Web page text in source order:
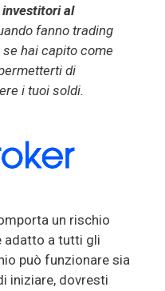
investitori al
fanno trading
hai capito come
di
i tuoi soldi.
un rischio
adatto a tutti gli
può funzionare sia
iniziare, dovresti